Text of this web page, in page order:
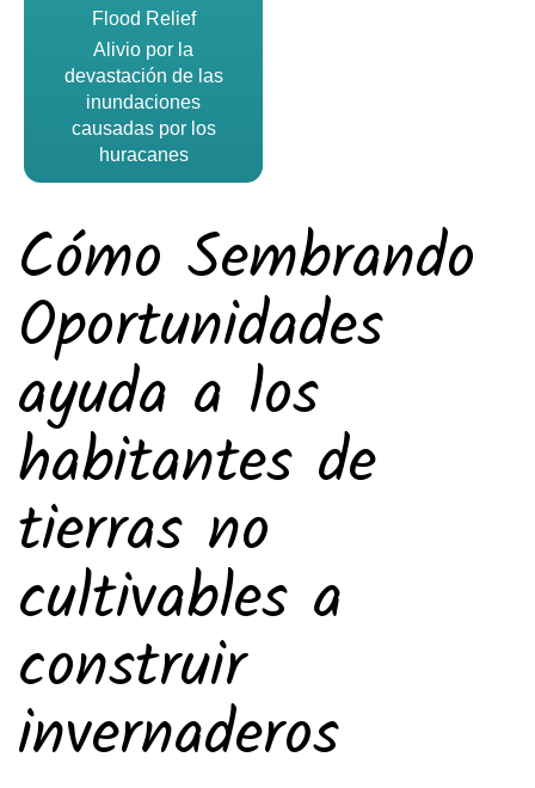
Flood Relief
Alivio por la
devastación de las
inundaciones
causadas por los
huracanes
Cómo Sembrando
Oportunidades
ayuda a los
habitantes de
tierras no
cultivables a
construir
invernaderos